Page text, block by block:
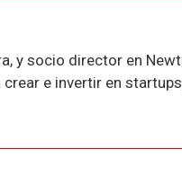
y socio director en
e invertir en